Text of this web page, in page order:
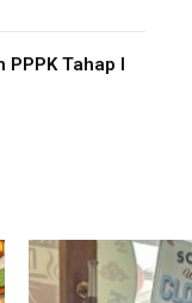
Tahap I